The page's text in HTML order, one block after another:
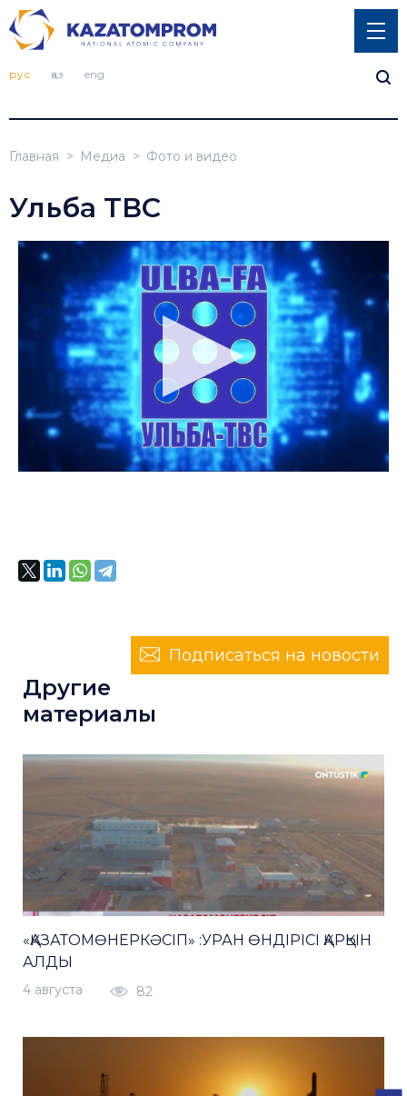
рус қаз eng
Главная Медиа Фото и видео
Ульба ТВС
Подписаться на новости
Другие
материалы
«ҚАЗАТОМӨНЕРКӘСІП» :УРАН ӨНДІРІСІ ҚАРҚЫН
АЛДЫ
4 августа 82